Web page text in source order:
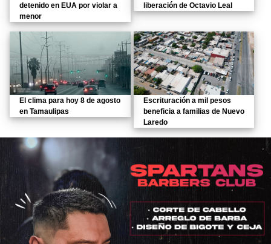
detenido en EUA por violar a
menor
liberación de Octavio Leal
El clima para hoy 8 de agosto
en Tamaulipas
Escrituración a mil pesos
beneficia a familias de Nuevo
Laredo